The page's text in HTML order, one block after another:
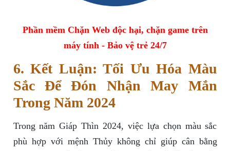
Phần mềm Chặn Web độc hại, chặn game trên
máy tính - Bảo vệ trẻ 24/7
6. Kết Luận: Tối Ưu Hóa Màu
Sắc Để Đón Nhận May Mắn
Trong Năm 2024
Trong năm Giáp Thìn 2024, việc lựa chọn màu sắc
phù hợp với mệnh Thủy không chỉ giúp cân bằng